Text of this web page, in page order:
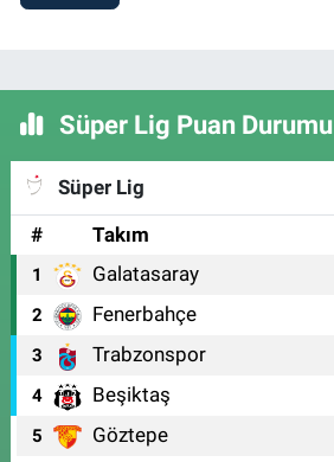
Süper Lig Puan Durumu
Süper Lig
#
Takım
1 Galatasaray
2 Fenerbahçe
3 Trabzonspor
4 Beşiktaş
5 Göztepe